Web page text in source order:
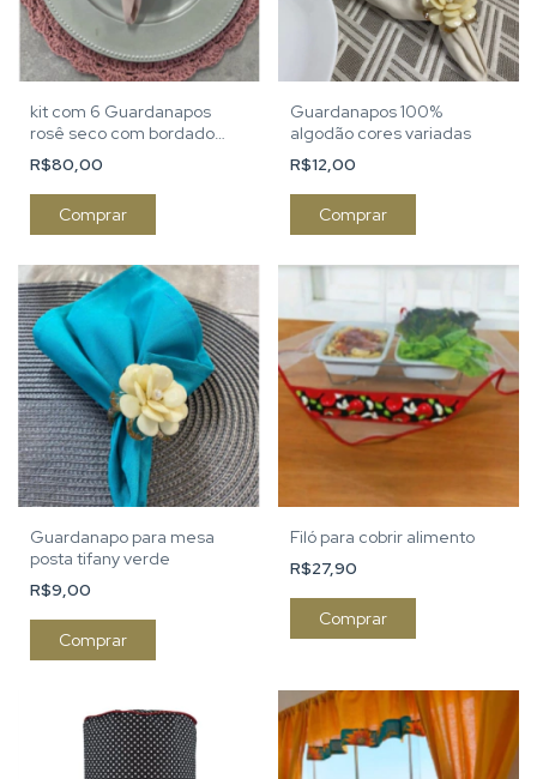
kit com 6 Guardanapos
rosê seco com bordado
delicado nas laterais
R$80,00
Comprar
Guardanapos 100%
algodão cores variadas
R$12,00
Comprar
Guardanapo para mesa
posta tifany verde
R$9,00
Comprar
Filó para cobrir alimento
R$27,90
Comprar